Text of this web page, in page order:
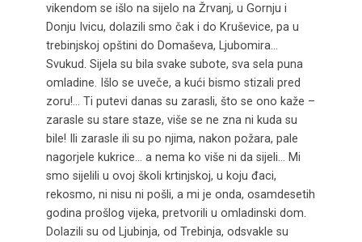
vikendom se išlo na sijelo na Žrvanj, u Gornju i
Donju Ivicu, dolazili smo čak i do Kruševice, pa u
trebinjskoj opštini do Domaševa, Ljubomira…
Svukud. Sijela su bila svake subote, sva sela puna
omladine. Išlo se uveče, a kući bismo stizali pred
zoru!… Ti putevi danas su zarasli, što se ono kaže –
zarasle su stare staze, više se ne zna ni kuda su
bile! Ili zarasle ili su po njima, nakon požara, pale
nagorjele kukrice… a nema ko više ni da sijeli… Mi
smo sijelili u ovoj školi krtinjskoj, u koju đaci,
rekosmo, ni nisu ni pošli, a mi je onda, osamdesetih
godina prošlog vijeka, pretvorili u omladinski dom.
Dolazili su od Ljubinja, od Trebinja, odsvakle su